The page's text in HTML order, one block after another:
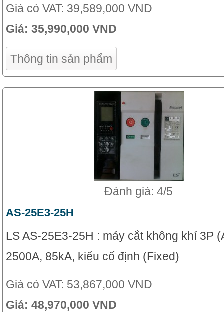
Giá có VAT: 39,589,000 VND
Giá: 35,990,000 VND
Thông tin sản phẩm
Đánh giá: 4/5
AS-25E3-25H
LS AS-25E3-25H : máy cắt không khí 3P
2500A, 85kA, kiểu cố định (Fixed)
Giá có VAT: 53,867,000 VND
Giá: 48,970,000 VND